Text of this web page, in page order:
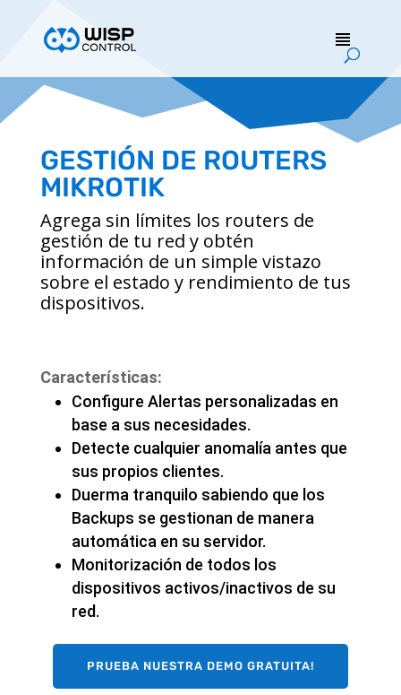
GESTIÓN DE ROUTERS
MIKROTIK
Agrega sin límites los routers de
gestión de tu red y obtén
información de un simple vistazo
sobre el estado y rendimiento de tus
dispositivos.
Características:
Configure Alertas personalizadas en
base a sus necesidades.
Detecte cualquier anomalía antes que
sus propios clientes.
Duerma tranquilo sabiendo que los
Backups se gestionan de manera
automática en su servidor.
Monitorización de todos los
dispositivos activos/inactivos de su
red.
PRUEBA NUESTRA DEMO GRATUITA!